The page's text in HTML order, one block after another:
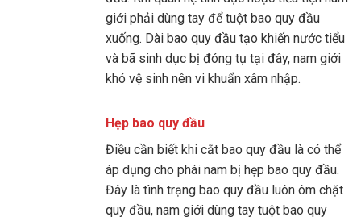
giới phải dùng tay để tuột bao quy đầu
xuống. Dài bao quy đầu tạo khiến nước tiểu
và bã sinh dục bị đóng tụ tại đây, nam giới
khó vệ sinh nên vi khuẩn xâm nhập.
Hẹp bao quy đầu
Điều cần biết khi cắt bao quy đầu là có thể
áp dụng cho phái nam bị hẹp bao quy đầu.
Đây là tình trạng bao quy đầu luôn ôm chặt
quy đầu, nam giới dùng tay tuột bao quy